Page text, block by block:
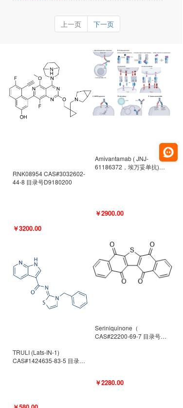
靶点药理机制的金标准化学探
针。
上一页 下一页
RNK08954 CAS#3032602-
44-8 目录号D9180200
￥3200.00
TRULI (Lats-IN-1)
CAS#1424635-83-5 目录号
Amivantamab ( JNJ-
61186372，埃万妥单抗)
￥2900.00
Seriniquinone（
CAS#22200-69-7 目录号
￥2280.00